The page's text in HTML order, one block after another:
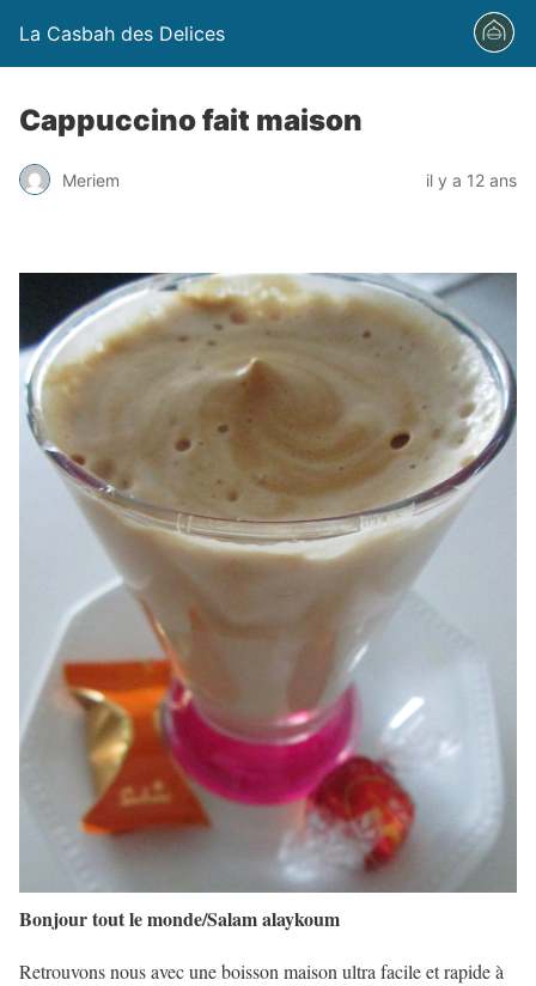
La Casbah des Delices
Cappuccino fait maison
Meriem il y a 12 ans
Bonjour tout le monde/Salam alaykoum
Retrouvons nous avec une boisson maison ultra facile et rapide à